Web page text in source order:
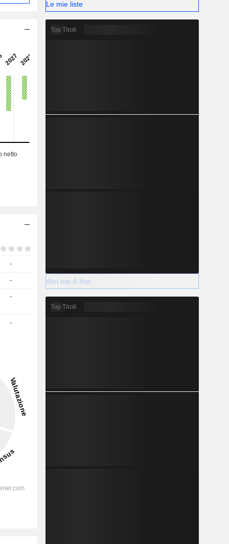
-
-
-
-
Le mie liste
Top Titoli
Altri top & flop
Top Titoli